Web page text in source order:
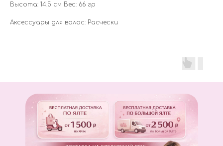
Высота: 14.5 см Вес: 66 гр
Аксессуары для волос: Расчески